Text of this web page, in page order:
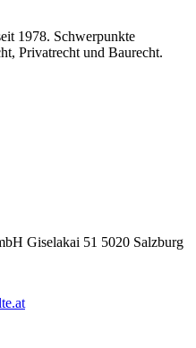
1978. Schwerpunkte
Privatrecht und Baurecht.
Giselakai 51 5020 Salzburg